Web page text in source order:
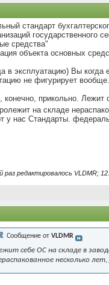
стандарт
государственного
средства"
объекта основных
в эксплуатацию) Вы когда
не фигурирует
конечно, прикольно. Лежит
на складе
у нас Стандарты.
раз редактировалось VLDMR;
Сообщение от VLDMR
себе ОС на складе в
несколько